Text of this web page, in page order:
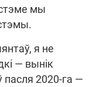
мы
я не
— вынік
пасля 2020-га —